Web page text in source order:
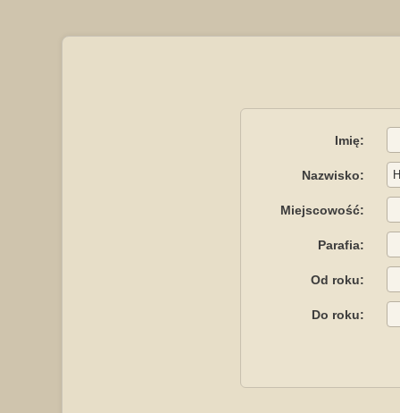
Imię:
Nazwisko:
Miejscowość:
Parafia:
Od roku:
Do roku: